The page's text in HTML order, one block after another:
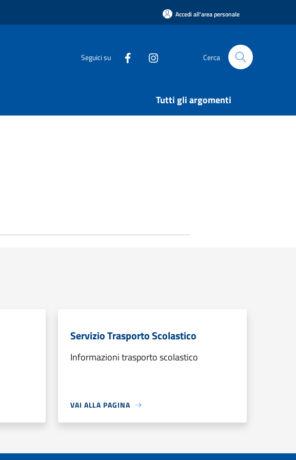
Accedi all'area personale
Seguici su Cerca
Tutti gli argomenti
Servizio Trasporto Scolastico
Informazioni trasporto scolastico
VAI ALLA PAGINA